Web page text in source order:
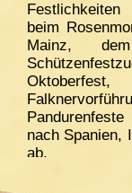
Festlichkeiten
beim
Mainz,
nach Spanien,
ab.